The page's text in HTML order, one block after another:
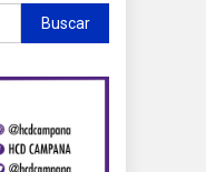
Buscar: